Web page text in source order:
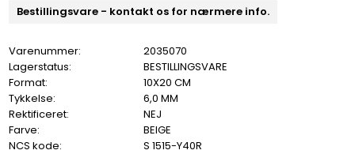
Bestillingsvare - kontakt os for nærmere info.
Varenummer:
2035070
Lagerstatus:
BESTILLINGSVARE
Format:
10X20 CM
Tykkelse:
6,0 MM
Rektificeret:
NEJ
Farve:
BEIGE
NCS kode:
S 1515-Y40R